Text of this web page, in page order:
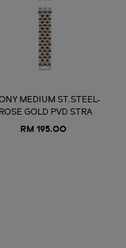
MEDIUM ST.STEEL-
ROSE GOLD PVD STRA
RM 195.00